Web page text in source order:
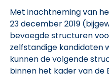
Met inachtneming van
23 december 2019
bevoegde structuren
zelfstandige kandidaten
kunnen de volgende
binnen het kader van de